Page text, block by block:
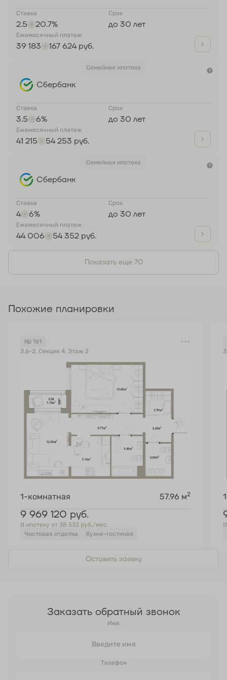
Ставка
2.5 20.7%
Срок
до 30 лет
Ежемесячный платеж
39 183 167 624 руб.
Семейная ипотека
Сбербанк
Ставка
3.5 6%
Срок
до 30 лет
Ежемесячный платеж
41 215 54 253 руб.
Семейная ипотека
Сбербанк
Ставка
4 6%
Срок
до 30 лет
Ежемесячный платеж
44 006 54 352 руб.
Показать еще 70
Похожие планировки
№ 161
3.6-2, Секция 4, Этаж 2
1-комнатная 57.96 м2
9 969 120 руб.
В ипотеку от 38 533 руб./мес.
Чистовая отделка
Кухня-гостиная
Оставить заявку
Заказать обратный звонок
Имя
Телефон